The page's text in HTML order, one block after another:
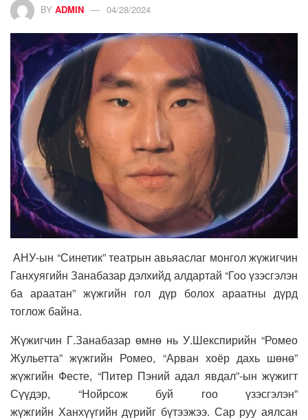
BY ADMIN 04/28/2024
АНУ-ын “Синетик” театрын авьяаслаг монгол жүжигчин
Ганхуягийн Занабазар дэлхийд алдартай “Гоо үзэсгэлэн
ба араатан” жүжгийн гол дүр болох араатны дүрд
тоглож байна.
Жүжигчин Г.Занабазар өмнө нь У.Шекспирийн “Ромео
Жульетта” жүжгийн Ромео, “Арван хоёр дахь шөнө”
жүжгийн Фесте, “Питер Пэний адал явдал”-ын жүжигт
Сүүдэр, “Нойрсож буй гоо үзэсгэлэн”
жүжгийн Ханхүүгийн дүрийг бүтээжээ. Сар руу аялсан